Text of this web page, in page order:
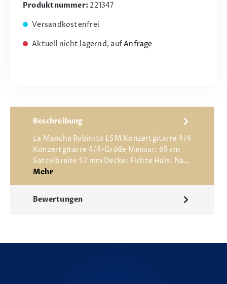
Produktnummer: 221347
Versandkostenfrei
Aktuell nicht lagernd, aufAnfrage
Beschreibung
La Mancha Rubinito LSM Konzertgitarre 4/4
Konzertgitarre 4/4-Größe Mensur: 65 cm
Sattelbreite 52 mm Decke: Fichte Hals: Na…
Mehr
Bewertungen